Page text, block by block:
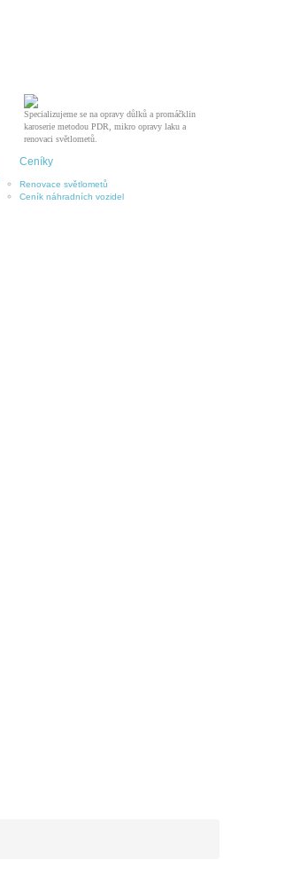
Specializujeme se na opravy důlků a promáčklin
karoserie metodou PDR, mikro opravy laku a
renovaci světlometů.
Ceníky
Renovace světlometů
Ceník náhradních vozidel